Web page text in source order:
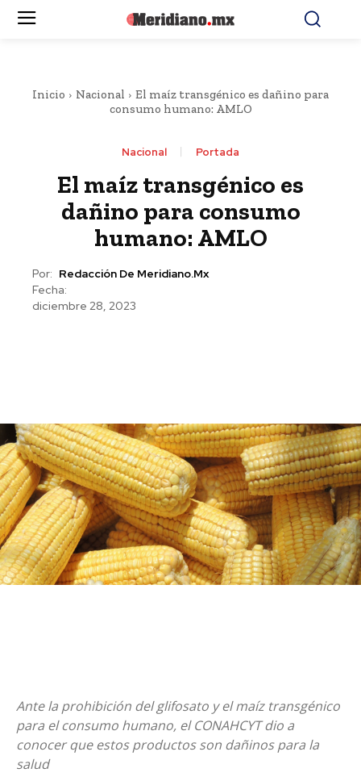
Inicio Nacional
El maíz transgénico es dañino para
consumo humano: AMLO
Nacional Portada
El maíz transgénico es
dañino para consumo
humano: AMLO
Por: Redacción De Meridiano.mx
Fecha:
diciembre 28, 2023
Ante la prohibición del glifosato y el maíz transgénico
para el consumo humano, el CONAHCYT dio a
conocer que estos productos son dañinos para la
salud